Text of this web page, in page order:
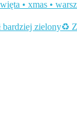
bardziej zielony♻️